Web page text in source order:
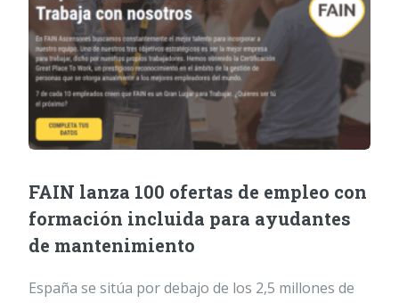
FAIN lanza 100 ofertas de empleo con
formación incluida para ayudantes
de mantenimiento
España se sitúa por debajo de los 2,5 millones de